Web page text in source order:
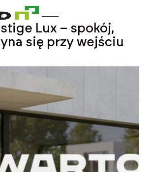
Lux – spokój,
się przy wejściu